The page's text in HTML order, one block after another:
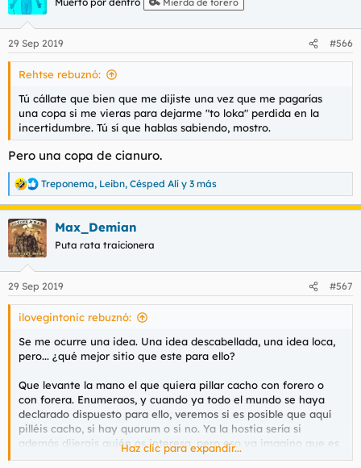
i
e
s
29 Sep 2019 #566
Rehtse rebuznó:
Tú cállate que bien que me dijiste una vez que me pagarías
una copa si me vieras para dejarme "to loka" perdida en la
incertidumbre. Tú sí que hablas sabiendo, mostro.
Pero una copa de cianuro.
R
e
a
c
c
i
e
s
Treponema, Leibn, Césped Alí y 3 más
Max_Demian
Puta rata traicionera
29 Sep 2019 #567
ilovegintonic rebuznó:
Se me ocurre una idea. Una idea descabellada, una idea loca,
pero... ¿qué mejor sitio que este para ello?
Que levante la mano el que quiera pillar cacho con forero o
con forera. Enumeraos, y cuando ya todo el mundo se haya
declarado dispuesto para ello, veremos si es posible que aquí
pilléis cacho, si hay quorum o si no. Ya la hostia sería si
además dijerais quién os interesa, pero eso ya imagino que es
mucho pedir. A las bravas, amparados en el anonimato de
Haz clic para expandir...